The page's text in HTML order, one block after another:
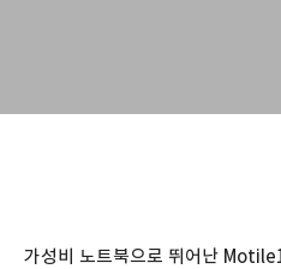
가성비 노트북으로 뛰어난